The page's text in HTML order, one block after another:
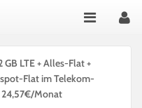
GB LTE + Alles-Flat +
Flat im Telekom-
Monat